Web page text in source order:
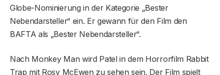
Globe-Nominierung in der Kategorie „Bester
Nebendarsteller“ ein. Er gewann für den Film den
BAFTA als „Bester Nebendarsteller“.
Nach Monkey Man wird Patel in dem Horrorfilm Rabbit
Trap mit Rosy McEwen zu sehen sein. Der Film spielt